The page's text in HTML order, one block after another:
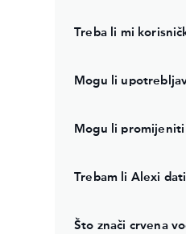
Treba li mi
Mogu li
Mogu li promijeniti
Trebam li Alexi
Što znači crvena